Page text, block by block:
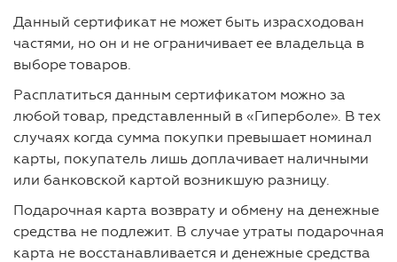
Данный сертификат не может быть израсходован
частями, но он и не ограничивает ее владельца в
выборе товаров.
Расплатиться данным сертификатом можно за
любой товар, представленный в «Гиперболе». В тех
случаях когда сумма покупки превышает номинал
карты, покупатель лишь доплачивает наличными
или банковской картой возникшую разницу.
Подарочная карта возврату и обмену на денежные
средства не подлежит. В случае утраты подарочная
карта не восстанавливается и денежные средства